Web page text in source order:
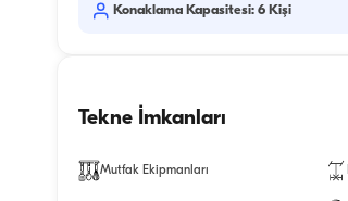
Konaklama Kapasitesi: 6 Kişi
Tekne İmkanları
Mutfak Ekipmanları